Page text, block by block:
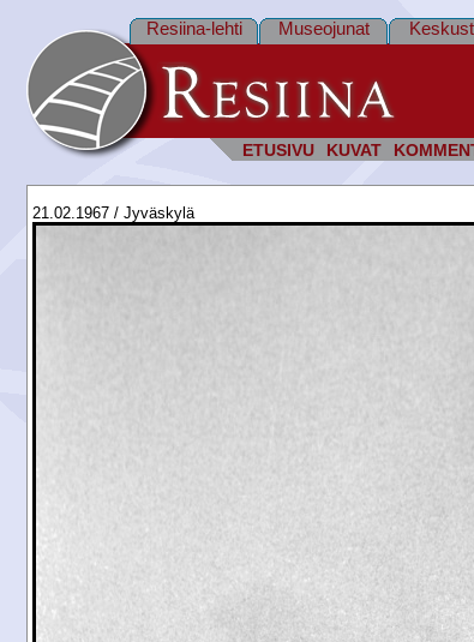
ETUSIVU KUVAT
Resiina-lehti Museojunat
21.02.1967 / Jyväskylä